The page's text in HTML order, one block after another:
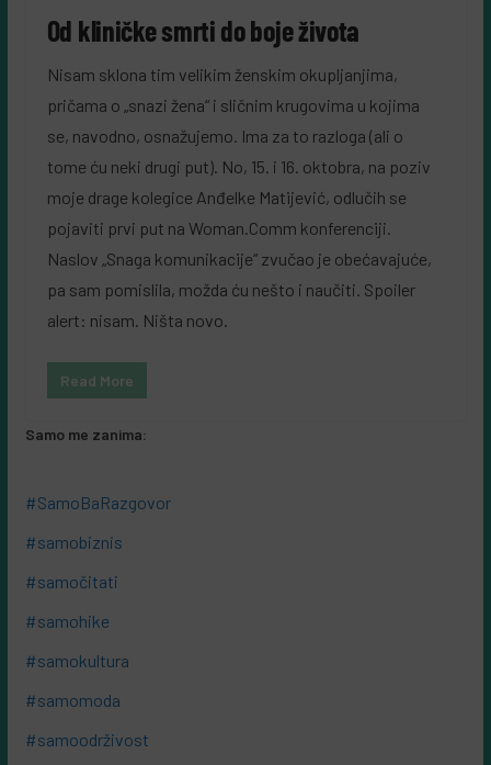
Od kliničke smrti do boje života
Nisam sklona tim velikim ženskim okupljanjima,
pričama o „snazi žena“ i sličnim krugovima u kojima
se, navodno, osnažujemo. Ima za to razloga (ali o
tome ću neki drugi put). No, 15. i 16. oktobra, na poziv
moje drage kolegice Anđelke Matijević, odlučih se
pojaviti prvi put na Woman.Comm konferenciji.
Naslov „Snaga komunikacije“ zvučao je obećavajuće,
pa sam pomislila, možda ću nešto i naučiti. Spoiler
alert: nisam. Ništa novo.
Read More
Samo me zanima:
#SamoBaRazgovor
#samobiznis
#samočitati
#samohike
#samokultura
#samomoda
#samoodrživost